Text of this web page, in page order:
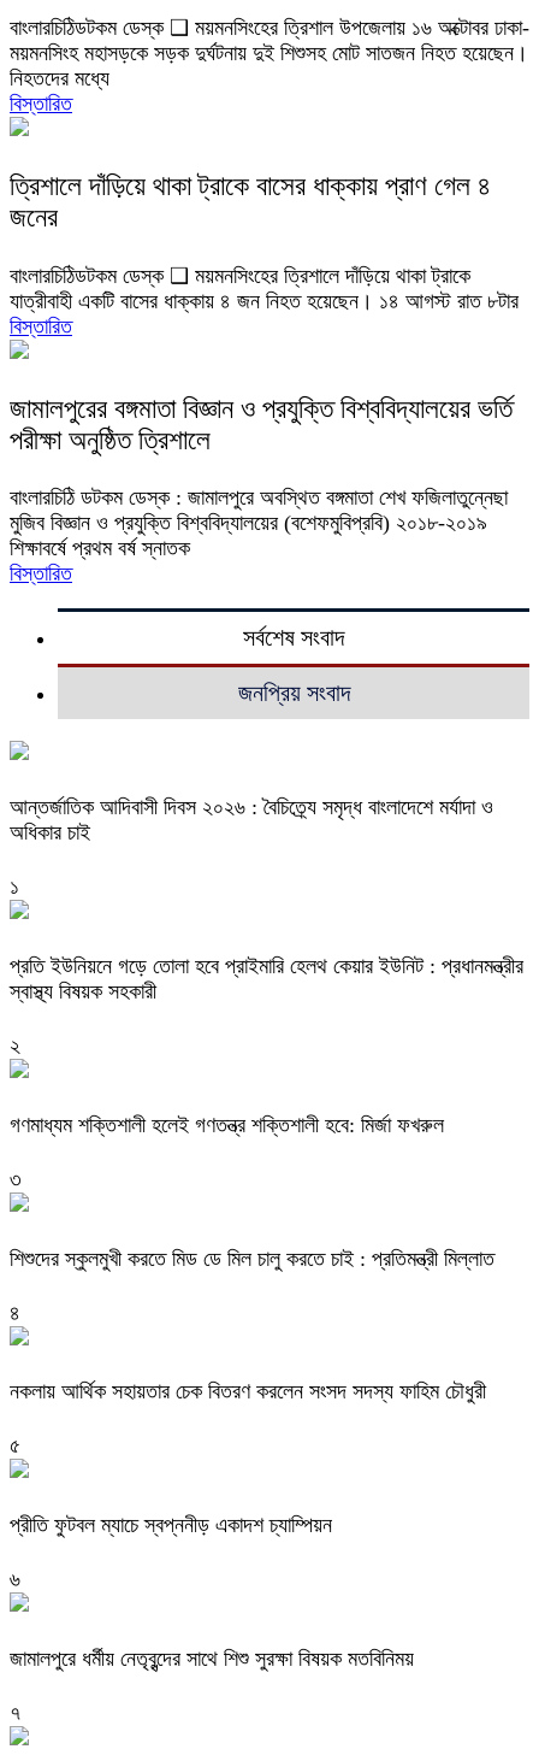
বাংলারচিঠিডটকম ডেস্ক ❑ ময়মনসিংহের ত্রিশাল উপজেলায় ১৬ অক্টোবর ঢাকা-
ময়মনসিংহ মহাসড়কে সড়ক দুর্ঘটনায় দুই শিশুসহ মোট সাতজন নিহত হয়েছেন।
নিহতদের মধ্যে
বিস্তারিত
ত্রিশালে দাঁড়িয়ে থাকা ট্রাকে বাসের ধাক্কায় প্রাণ গেল ৪
জনের
বাংলারচিঠিডটকম ডেস্ক ❑ ময়মনসিংহের ত্রিশালে দাঁড়িয়ে থাকা ট্রাকে
যাত্রীবাহী একটি বাসের ধাক্কায় ৪ জন নিহত হয়েছেন। ১৪ আগস্ট রাত ৮টার
বিস্তারিত
জামালপুরের বঙ্গমাতা বিজ্ঞান ও প্রযুক্তি বিশ্ববিদ্যালয়ের ভর্তি
পরীক্ষা অনুষ্ঠিত ত্রিশালে
বাংলারচিঠি ডটকম ডেস্ক : জামালপুরে অবস্থিত বঙ্গমাতা শেখ ফজিলাতুন্নেছা
মুজিব বিজ্ঞান ও প্রযুক্তি বিশ্ববিদ্যালয়ের (বশেফমুবিপ্রবি) ২০১৮-২০১৯
শিক্ষাবর্ষে প্রথম বর্ষ স্নাতক
বিস্তারিত
সর্বশেষ সংবাদ
জনপ্রিয় সংবাদ
আন্তর্জাতিক আদিবাসী দিবস ২০২৬ : বৈচিত্র্যে সমৃদ্ধ বাংলাদেশে মর্যাদা ও
অধিকার চাই
১
প্রতি ইউনিয়নে গড়ে তোলা হবে প্রাইমারি হেলথ কেয়ার ইউনিট : প্রধানমন্ত্রীর
স্বাস্থ্য বিষয়ক সহকারী
২
গণমাধ্যম শক্তিশালী হলেই গণতন্ত্র শক্তিশালী হবে: মির্জা ফখরুল
৩
শিশুদের স্কুলমুখী করতে মিড ডে মিল চালু করতে চাই : প্রতিমন্ত্রী মিল্লাত
৪
নকলায় আর্থিক সহায়তার চেক বিতরণ করলেন সংসদ সদস্য ফাহিম চৌধুরী
৫
প্রীতি ফুটবল ম্যাচে স্বপ্ননীড় একাদশ চ্যাম্পিয়ন
৬
জামালপুরে ধর্মীয় নেতৃবৃন্দের সাথে শিশু সুরক্ষা বিষয়ক মতবিনিময়
৭